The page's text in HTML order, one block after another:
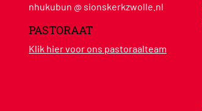
nhukubun @ sionskerkzwolle.nl
PASTORAAT
Klik hier voor ons pastoraalteam